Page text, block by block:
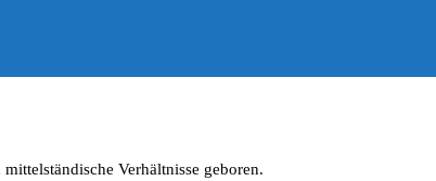
Verhältnisse geboren.